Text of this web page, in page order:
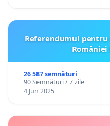
Referendumul
României
26 587 semnături
90 Semnături / 7 zile
4 Jun 2025